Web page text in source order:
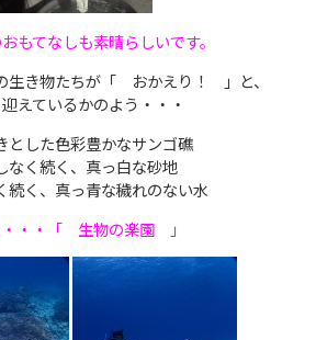
もてなしも素晴らしいです。
生き物たちが「 おかえり！ 」と、
えているかのよう・・・
とした色彩豊かなサンゴ礁
なく続く、真っ白な砂地
続く、真っ青な穢れのない水
・・・「 生物の楽園 」